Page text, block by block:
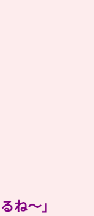
ね〜」